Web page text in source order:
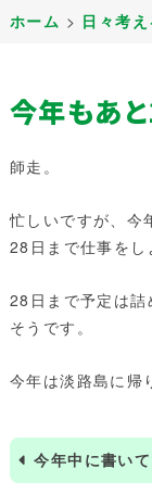
ホーム > 日々考え
今年もあ
師走。
忙しいですが、今
28日まで仕事をし
28日まで予定は
そうです。
今年は淡路島に帰
今年中に書い